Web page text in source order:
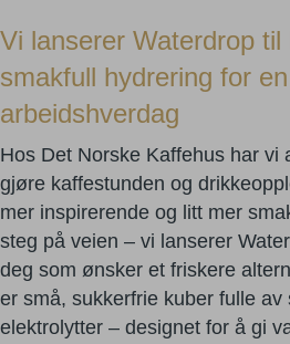
Vi lanserer Waterdrop til
smakfull hydrering for
arbeidshverdag
Hos Det Norske Kaffehus har vi
gjøre kaffestunden og
mer inspirerende og litt mer
steg på veien – vi lanserer
deg som ønsker et friskere
er små, sukkerfrie kuber fulle av
elektrolytter – designet for å gi